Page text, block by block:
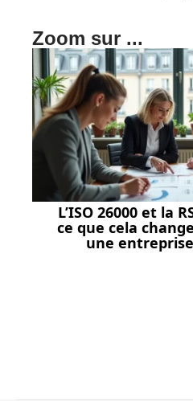
Zoom sur ...
L’ISO 26000 et la
ce que cela
une